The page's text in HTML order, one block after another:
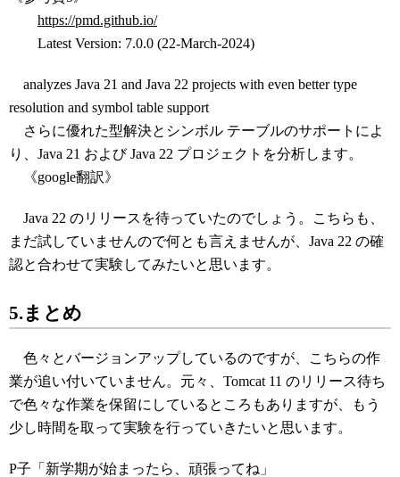
https://pmd.github.io/
Latest Version: 7.0.0 (22-March-2024)
analyzes Java 21 and Java 22 projects with even better type
resolution and symbol table support
さらに優れた型解決とシンボル テーブルのサポートによ
り、Java 21 および Java 22 プロジェクトを分析します。
《google翻訳》
Java 22 のリリースを待っていたのでしょう。こちらも、
まだ試していませんので何とも言えませんが、Java 22 の確
認と合わせて実験してみたいと思います。
5.まとめ
色々とバージョンアップしているのですが、こちらの作
業が追い付いていません。元々、Tomcat 11 のリリース待ち
で色々な作業を保留にしているところもありますが、もう
少し時間を取って実験を行っていきたいと思います。
P子「新学期が始まったら、頑張ってね」